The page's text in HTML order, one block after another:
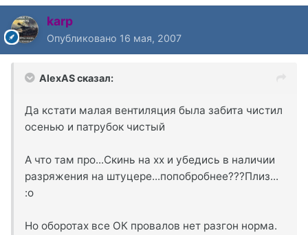
karp
Опубликовано 16 мая, 2007
AlexAS сказал:
Да кстати малая вентиляция была забита чистил
осенью и патрубок чистый
А что там про...Скинь на хх и убедись в наличии
разряжения на штуцере...попобробнее???Плиз...
:o
Но оборотах все ОК провалов нет разгон норма.